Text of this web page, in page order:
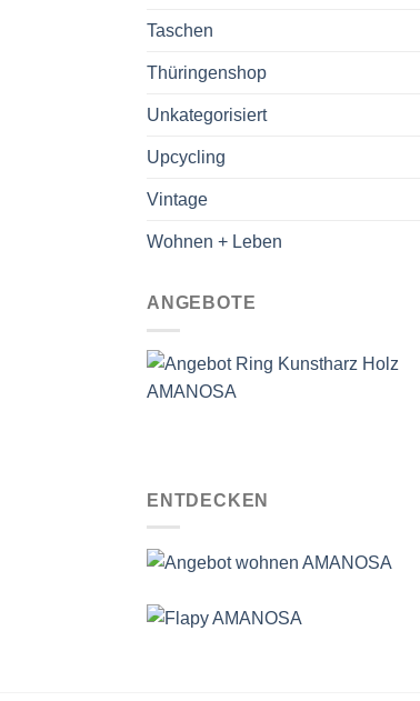
Taschen
Thüringenshop
Unkategorisiert
Upcycling
Vintage
Wohnen + Leben
ANGEBOTE
ENTDECKEN